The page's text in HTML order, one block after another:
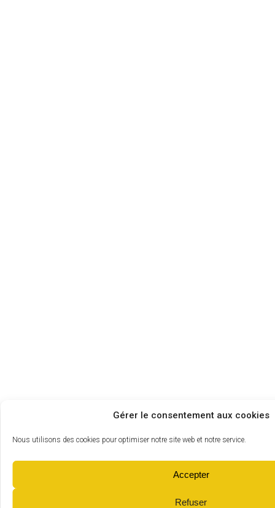
Gérer le consentement aux cookies
Nous utilisons des cookies pour optimiser notre site web et notre service.
Accepter
Refuser